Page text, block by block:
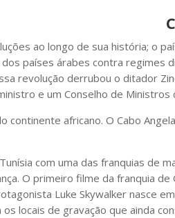
ao longo de sua história; o
países árabes contra regimes
revolução derrubou o ditador
e um Conselho de Ministros
continente africano. O Cabo
com uma das franquias de
O primeiro filme da franquia
Luke Skywalker nasce
locais de gravação que ainda